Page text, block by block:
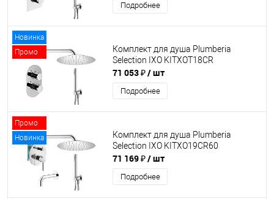
Подробнее
Новинка
Промо
Комплект для душа Plumberia
Selection IXO KITXOT18CR
71 053 ₽/ шт
Подробнее
Промо
Новинка
Комплект для душа Plumberia
Selection IXO KITXO19CR60
71 169 ₽/ шт
Подробнее